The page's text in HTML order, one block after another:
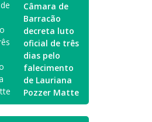
Câmara de
Barracão
decreta luto
oficial de três
dias pelo
falecimento
de Lauriana
Pozzer Matte